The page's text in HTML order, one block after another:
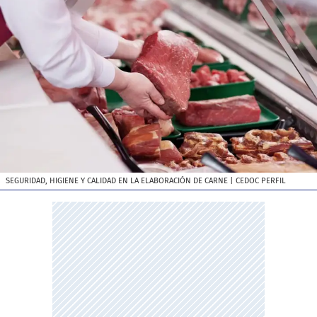
SEGURIDAD, HIGIENE Y CALIDAD EN LA ELABORACIÓN DE CARNE | CEDOC PERFIL